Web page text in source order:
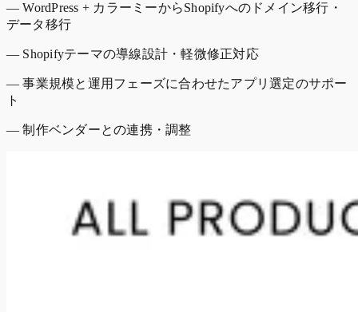
— WordPress + カラーミーからShopifyへのドメイン移行・
データ移行
— Shopifyテーマの導線設計・軽微修正対応
— 事業規模と運用フェーズに合わせたアプリ選定のサポー
ト
— 制作ベンダーとの連携・調整